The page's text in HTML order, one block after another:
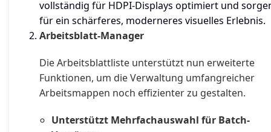
vollständig für HDPI-Displays optimiert und
für ein schärferes, moderneres visuelles Erlebnis.
Arbeitsblatt-Manager
Die Arbeitsblattliste unterstützt nun erweiterte
Funktionen, um die Verwaltung umfangreicher
Arbeitsmappen noch effizienter zu gestalten.
Unterstützt Mehrfachauswahl für Batch-